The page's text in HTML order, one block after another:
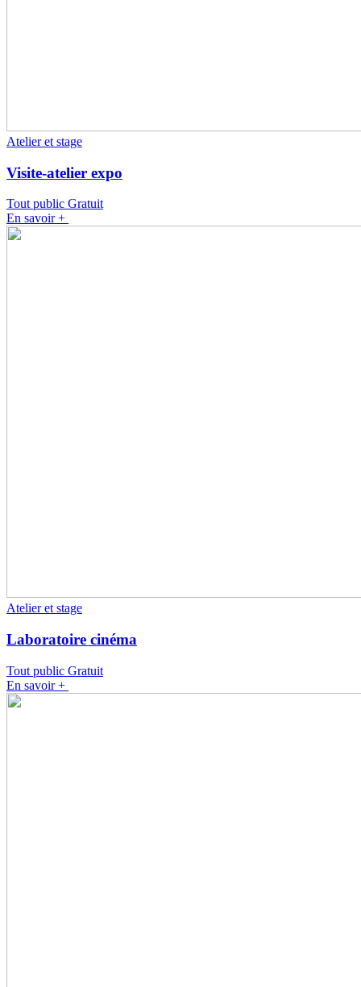
Atelier et stage
Visite-atelier expo
Tout public Gratuit
En savoir +
Atelier et stage
Laboratoire cinéma
Tout public Gratuit
En savoir +